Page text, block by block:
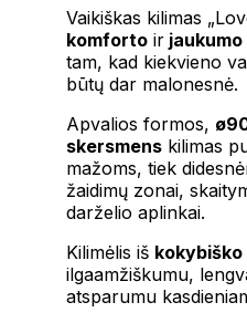
Vaikiškas kilimas
komfortoirjaukumo
tam, kad kiekvieno
būtų dar malonesnė.
Apvalios formos,
skersmenskilimas
mažoms, tiek
žaidimų zonai,
darželio aplinkai.
Kilimėlis iš kokybiško
ilgaamžiškumu,
atsparumu